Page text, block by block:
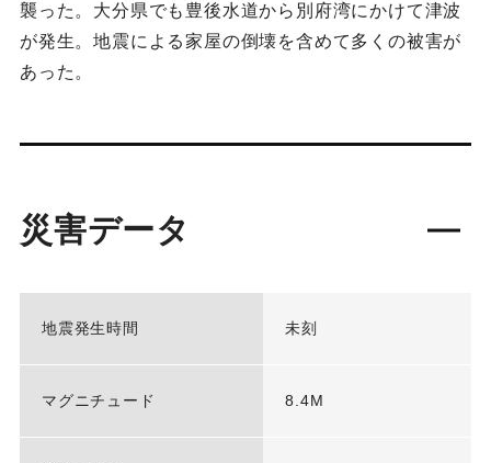
襲った。大分県でも豊後水道から別府湾にかけて津波
が発生。地震による家屋の倒壊を含めて多くの被害が
あった。
災害データ
地震発生時間 未刻
マグニチュード 8.4M